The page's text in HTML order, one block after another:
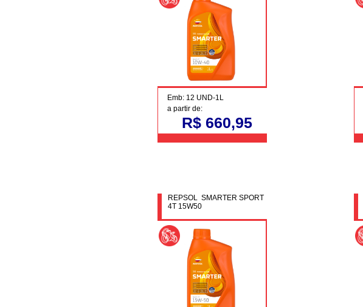
Emb: 12 UND-1L
a partir de:
R$ 660,95
REPSOL SMARTER SPORT
4T 15W50